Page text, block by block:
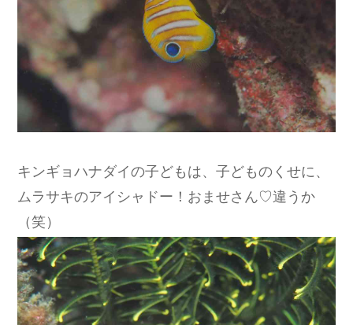
キンギョハナダイの子どもは、子どものくせに、
ムラサキのアイシャドー！おませさん♡違うか
（笑）